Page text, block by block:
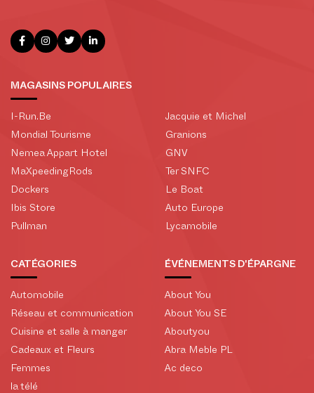
MAGASINS POPULAIRES
I-Run.Be
Mondial Tourisme
Nemea Appart Hotel
MaXpeedingRods
Dockers
Ibis Store
Pullman
Jacquie et Michel
Granions
GNV
Ter SNFC
Le Boat
Auto Europe
Lycamobile
CATÉGORIES
Automobile
Réseau et communication
Cuisine et salle à manger
Cadeaux et Fleurs
Femmes
la télé
ÉVÉNEMENTS D'ÉPARGNE
About You
About You SE
Aboutyou
Abra Meble PL
Ac deco